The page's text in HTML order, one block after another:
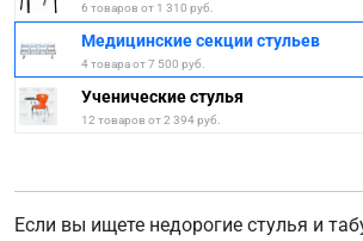
6 товаров от 1 310 руб.
Медицинские секции стульев
4 товара от 7 500 руб.
Ученические стулья
12 товаров от 2 394 руб.
Если вы ищете недорогие стулья и